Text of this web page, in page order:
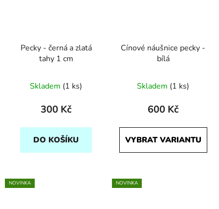
Pecky - černá a zlatá
tahy 1 cm
Skladem (1 ks)
300 Kč
DO KOŠÍKU
Cínové náušnice pecky -
bílá
Skladem (1 ks)
600 Kč
VYBRAT VARIANTU
NOVINKA NOVINKA